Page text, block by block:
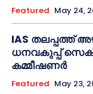
Featured May 24,
IAS തലപ്പത്ത്
ധനവകുപ്പ്
കമ്മീഷണര്‍
Featured May 23,